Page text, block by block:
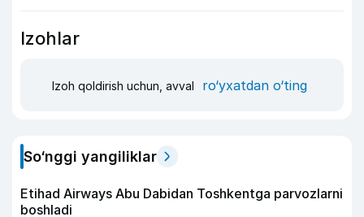
Izohlar
Izoh qoldirish uchun, avval ro‘yxatdan o‘ting
So‘nggi yangiliklar
Etihad Airways Abu Dabidan Toshkentga parvozlarni
boshladi